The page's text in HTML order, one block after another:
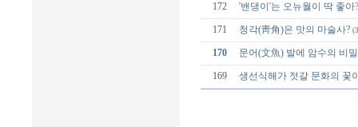
172 '밴댕이'는 오뉴월이 딱 좋아?
171 청각(靑角)은 맛의 마술사?
170 문어(文魚) 발에 암수의 비
169 생선식해가 젓갈 문화의 꽃